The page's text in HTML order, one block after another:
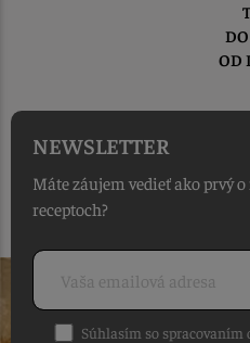
TOVAR
DO 1-2
OD PRIJATIA
NEWSLETTER
Máte záujem vedieť ako prvý
receptoch?
Súhlasím so spracovaním